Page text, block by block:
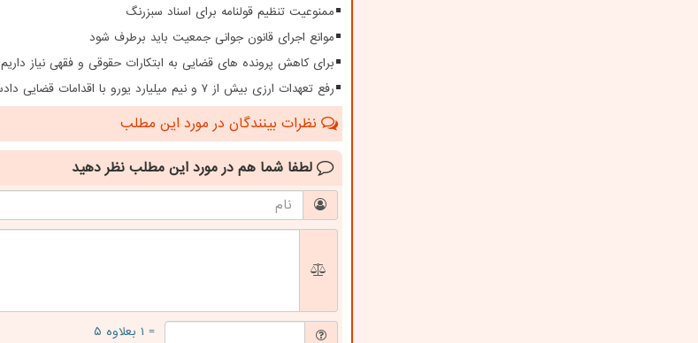
ممنوعیت تنظیم قولنامه برای اسناد سبزرنگ
موانع اجرای قانون جوانی جمعیت باید برطرف شود
برای کاهش پرونده های قضایی به ابتکارات حقوقی و فقهی نیاز داریم
رفع تعهدات ارزی بیش از ۷ و نیم میلیارد یورو با اقدامات قضایی دادستانی تهران
نظرات بینندگان در مورد این مطلب
لطفا شما هم در مورد این مطلب نظر دهید
= ۱ بعلاوه ۵